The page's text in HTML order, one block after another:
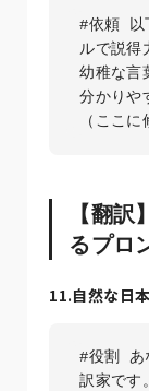
#依頼 以
ルで説得
幼稚な言
分かりや
（ここ
【翻
るプロ
11.自然な日
#役割 あ
訳家です